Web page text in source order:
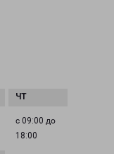
с 09:00 до
18:00